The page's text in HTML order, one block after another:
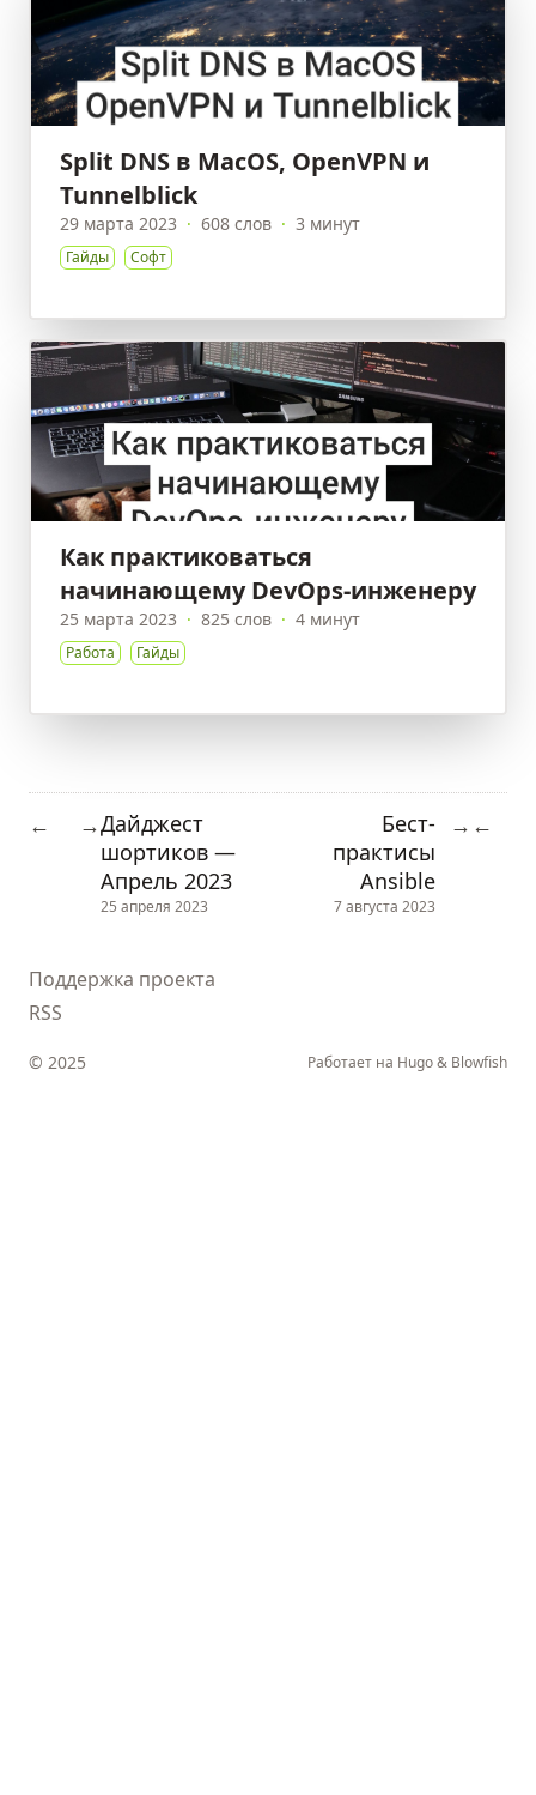
Split DNS в MacOS, OpenVPN и
Tunnelblick
29 марта 2023 · 608 слов · 3 минут
Гайды Софт
Как практиковаться
начинающему DevOps-инженеру
25 марта 2023 · 825 слов · 4 минут
Работа Гайды
← →Дайджест
шортиков —
Апрель 2023
25 апреля 2023
Бест-
практисы
Ansible
7 августа 2023
→ ←
Поддержка проекта
RSS
© 2025 Работает на Hugo& Blowfish